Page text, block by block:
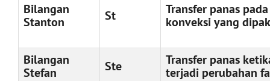
Bilangan
Stanton
St
Transfer panas pada
konveksi yang
Bilangan
Stefan
Ste
Transfer panas
terjadi perubahan